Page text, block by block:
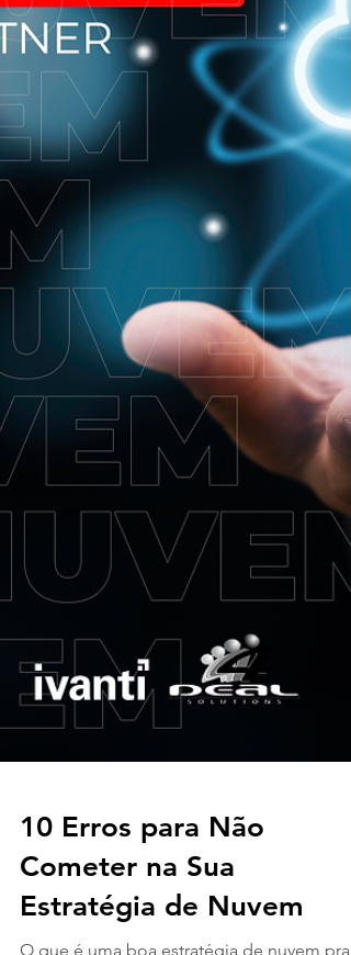
10 Erros para Não
Cometer na Sua